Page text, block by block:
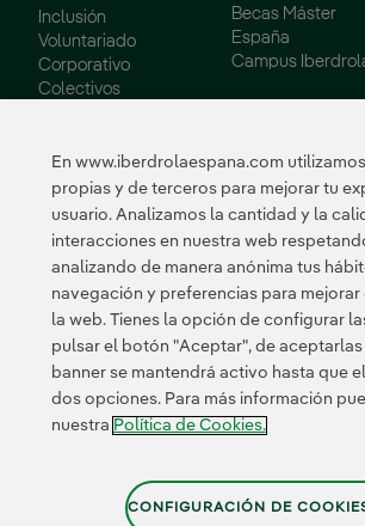
Inclusión
Voluntariado
Corporativo
Colectivos
Becas Máster
España
Campus
Innovación
Innovación en
nuestro negocio
Innovación
colaborativa
Next Generation EU
Ciberseguridad en
España
Smart Grids
Innovation Hub
En www.iberdrolaespana.com
propias y de terceros para mejorar tu
usuario. Analizamos la cantidad y la
interacciones en nuestra web
analizando de manera anónima tus
navegación y preferencias para
la web. Tienes la opción de configurar
pulsar el botón "Aceptar", de aceptarlas
banner se mantendrá activo hasta que
dos opciones. Para más información
nuestra Política de Cookies.
CONFIGURACIÓN DE